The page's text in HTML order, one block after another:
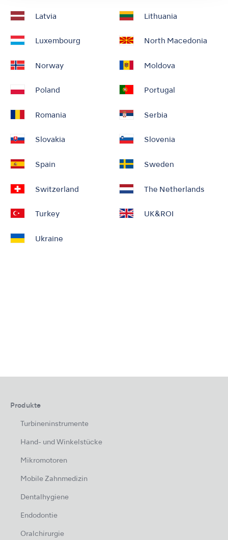
Latvia Lithuania
Luxembourg North Macedonia
Norway Moldova
Poland Portugal
Romania Serbia
Slovakia Slovenia
Spain Sweden
Switzerland The Netherlands
Turkey UK&ROI
Ukraine
Produkte
Turbineninstrumente
Hand- und Winkelstücke
Mikromotoren
Mobile Zahnmedizin
Dentalhygiene
Endodontie
Oralchirurgie